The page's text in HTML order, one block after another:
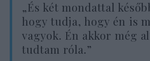
„És két mondattal
hogy tudja, hogy én is
vagyok. Én akkor még
tudtam róla.”